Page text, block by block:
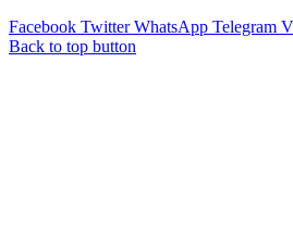
Facebook Twitter WhatsApp Telegram
Back to top button